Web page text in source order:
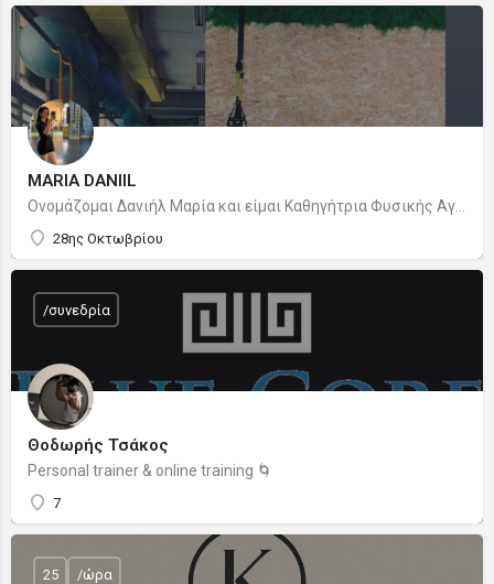
MARIA DANIIL
28ης Οκτωβρίου
Θοδωρής Τσάκος
Personal trainer & online training 🌀
7
/συνεδρία
25 /ώρα